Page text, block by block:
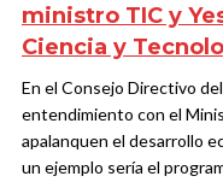
ministro TIC y
Ciencia y
En el Consejo Directivo
entendimiento con el
apalanquen el desarrollo
un ejemplo sería el